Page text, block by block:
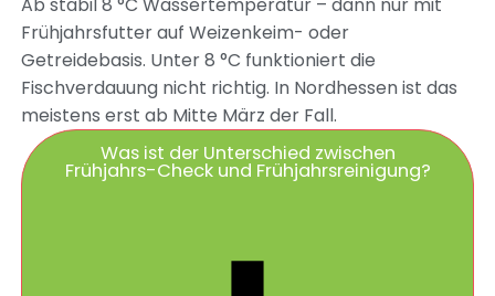
Frühjahrsfutter auf Weizenkeim- oder
Getreidebasis. Unter 8 °C funktioniert die
Fischverdauung nicht richtig. In Nordhessen ist das
meistens erst ab Mitte März der Fall.
Was ist der Unterschied zwischen
Frühjahrs-Check und Frühjahrsreinigung?